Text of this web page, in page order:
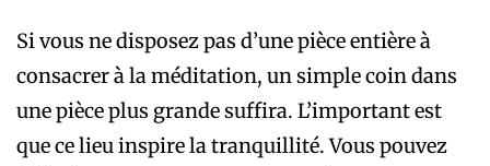
Si vous ne disposez pas d’une pièce entière à
consacrer à la méditation, un simple coin dans
une pièce plus grande suffira. L’important est
que ce lieu inspire la tranquillité. Vous pouvez